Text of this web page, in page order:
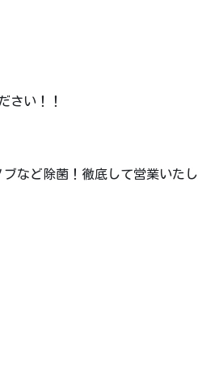
さい！！
など除菌！徹底して営業いたし